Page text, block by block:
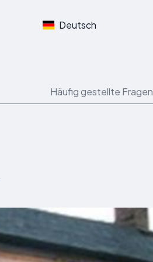
Deutsch
Häufig gestellte Fragen